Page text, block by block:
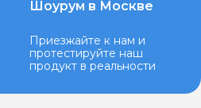
Шоурум в Москве
Приезжайте к нам и
протестируйте наш
продукт в реальности